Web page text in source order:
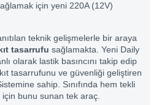
için yeni 220A (12V)
teknik gelişmelerle bir araya
tasarrufu sağlamakta. Yeni Daily
olarak lastik basıncını takip edip
tasarrufunu ve güvenliği geliştiren
sahip. Sınıfında hem tekli
bunu sunan tek araç.